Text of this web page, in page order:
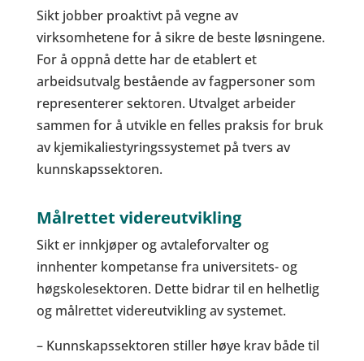
Sikt jobber proaktivt på vegne av
virksomhetene for å sikre de beste løsningene.
For å oppnå dette har de etablert et
arbeidsutvalg bestående av fagpersoner som
representerer sektoren. Utvalget arbeider
sammen for å utvikle en felles praksis for bruk
av kjemikaliestyringssystemet på tvers av
kunnskapssektoren.
Målrettet videreutvikling
Sikt er innkjøper og avtaleforvalter og
innhenter kompetanse fra universitets- og
høgskolesektoren. Dette bidrar til en helhetlig
og målrettet videreutvikling av systemet.
– Kunnskapssektoren stiller høye krav både til